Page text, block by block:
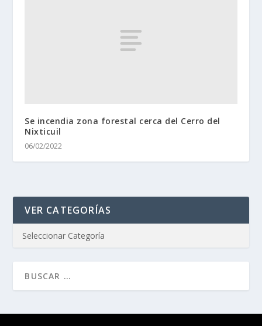
Se incendia zona forestal cerca del Cerro del
Nixticuil
06/02/2022
VER CATEGORÍAS